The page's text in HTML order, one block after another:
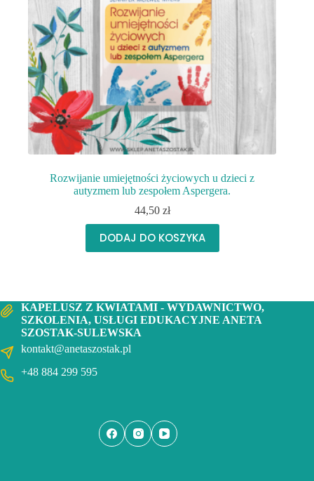
Rozwijanie umiejętności życiowych u dzieci z
autyzmem lub zespołem Aspergera.
44,50 zł
DODAJ DO KOSZYKA
KAPELUSZ Z KWIATAMI - WYDAWNICTWO,
SZKOLENIA, USŁUGI EDUKACYJNE ANETA
SZOSTAK-SULEWSKA
kontakt@anetaszostak.pl
+48 884 299 595